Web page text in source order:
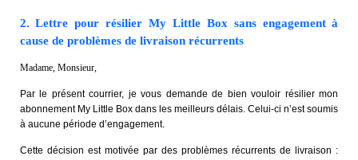
2. Lettre pour résilier My Little Box sans engagement à
cause de problèmes de livraison récurrents
Madame, Monsieur,
Par le présent courrier, je vous demande de bien vouloir résilier mon
abonnement My Little Box dans les meilleurs délais. Celui-ci n’est soumis
à aucune période d’engagement.
Cette décision est motivée par des problèmes récurrents de livraison :